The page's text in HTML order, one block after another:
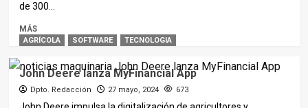
de 300...
MÁS
AGRÍCOLA SOFTWARE TECNOLOGIA
John Deere lanza MyFinancial App
Dpto. Redacción 27 mayo, 2024 673